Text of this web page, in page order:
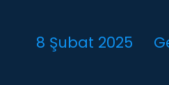
8 Şubat 2025